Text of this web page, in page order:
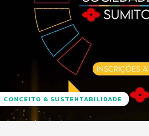
CONCEITO & SUSTENTABILIDADE